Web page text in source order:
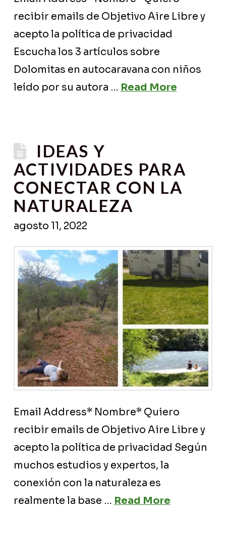
recibir emails de Objetivo Aire Libre y
acepto la política de privacidad
Escucha los 3 artículos sobre
Dolomitas en autocaravana con niños
leído por su autora … Read More
IDEAS Y
ACTIVIDADES PARA
CONECTAR CON LA
NATURALEZA
agosto 11, 2022
Email Address* Nombre* Quiero
recibir emails de Objetivo Aire Libre y
acepto la política de privacidad Según
muchos estudios y expertos, la
conexión con la naturaleza es
realmente la base … Read More